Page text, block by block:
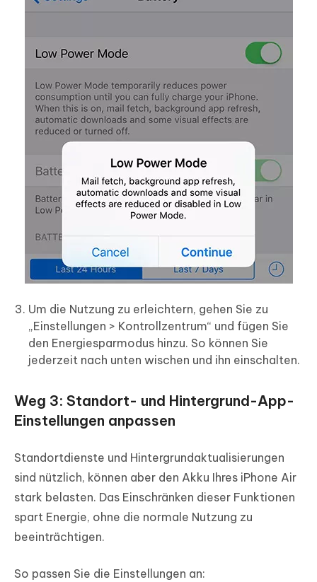
Um die Nutzung zu erleichtern, gehen Sie zu
„Einstellungen > Kontrollzentrum“ und fügen Sie
den Energiesparmodus hinzu. So können Sie
jederzeit nach unten wischen und ihn einschalten.
Weg 3: Standort- und Hintergrund-App-
Einstellungen anpassen
Standortdienste und Hintergrundaktualisierungen
sind nützlich, können aber den Akku Ihres iPhone Air
stark belasten. Das Einschränken dieser Funktionen
spart Energie, ohne die normale Nutzung zu
beeinträchtigen.
So passen Sie die Einstellungen an: